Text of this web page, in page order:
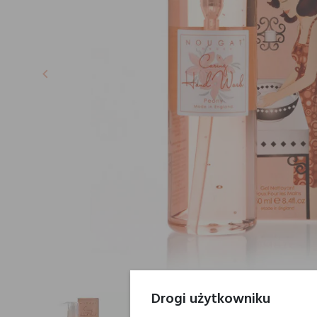
Poprzedni
keyboard_arrow_left
Drogi użytkowniku